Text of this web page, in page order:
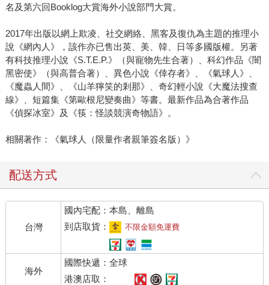
名及第六回Booklog大賞海外小說部門大賞。
2017年出版以網上欺凌、社交網絡、黑客及復仇為主題的推理小
說《網內人》，該作亦已售出英、美、韓、日等多國版權。另著
有科技推理小說《S.T.E.P.》（與寵物先生合著）、科幻作品《闇
黑密使》（與高普合著）、異色小說《倖存者》、《氣球人》、
《魔蟲人間》、《山羊獰笑的剎那》、奇幻輕小說《大魔法搜查
線》、短篇集《第歐根尼變奏曲》等書。最新作品為合著作品
《偵探冰室》及《筷：怪談競演奇物語》。
相關著作：《氣球人（限量作者親筆簽名版）》
配送方式
台灣
國內宅配：本島、離島
到店取貨：
不限金額免運費
海外
國際快遞：全球
港澳店取：